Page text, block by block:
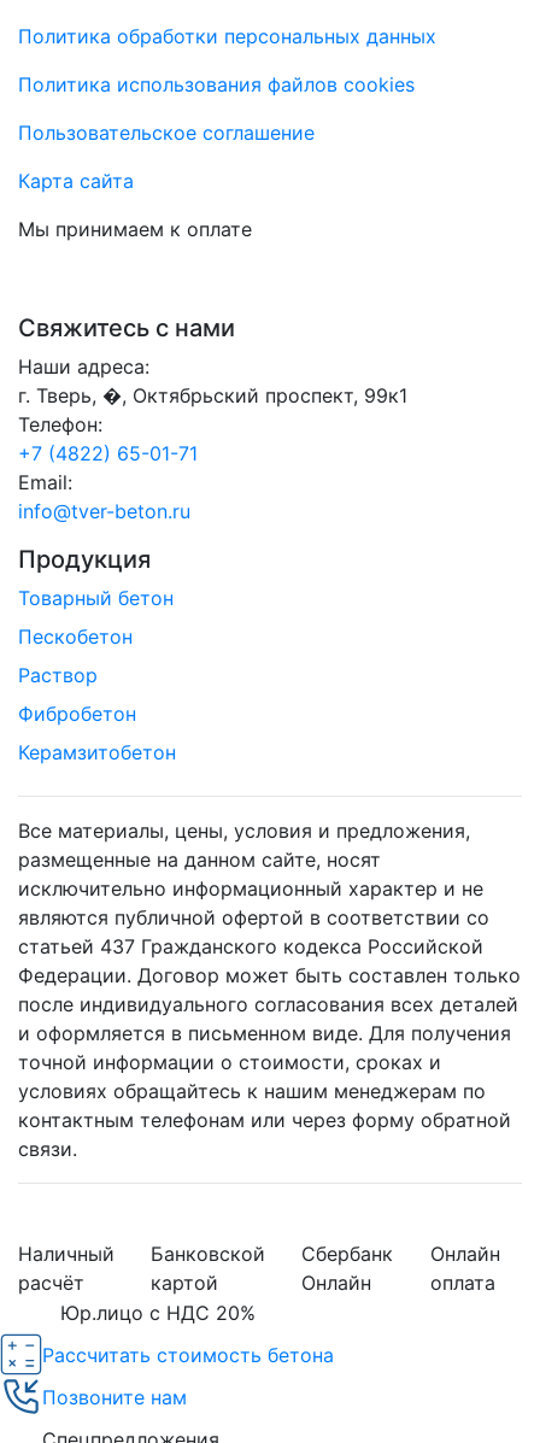
Политика обработки персональных данных
Политика использования файлов cookies
Пользовательское соглашение
Карта сайта
Мы принимаем к оплате
Свяжитесь с нами
Наши адреса:
г. Тверь, �, Октябрьский проспект, 99к1
Телефон:
+7 (4822) 65-01-71
Email:
info@tver-beton.ru
Продукция
Товарный бетон
Пескобетон
Раствор
Фибробетон
Керамзитобетон
Все материалы, цены, условия и предложения,
размещенные на данном сайте, носят
исключительно информационный характер и не
являются публичной офертой в соответствии со
статьей 437 Гражданского кодекса Российской
Федерации. Договор может быть составлен только
после индивидуального согласования всех деталей
и оформляется в письменном виде. Для получения
точной информации о стоимости, сроках и
условиях обращайтесь к нашим менеджерам по
контактным телефонам или через форму обратной
связи.
Наличный
расчёт
Банковской
картой
Сбербанк
Онлайн
Онлайн
оплата
Юр.лицо с НДС 20%
Рассчитать стоимость бетона
Позвоните нам